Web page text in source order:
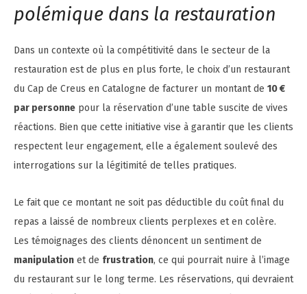
polémique dans la restauration
Dans un contexte où la compétitivité dans le secteur de la
restauration est de plus en plus forte, le choix d’un restaurant
du Cap de Creus en Catalogne de facturer un montant de 10 €
par personne pour la réservation d’une table suscite de vives
réactions. Bien que cette initiative vise à garantir que les clients
respectent leur engagement, elle a également soulevé des
interrogations sur la légitimité de telles pratiques.
Le fait que ce montant ne soit pas déductible du coût final du
repas a laissé de nombreux clients perplexes et en colère.
Les témoignages des clients dénoncent un sentiment de
manipulation et de frustration, ce qui pourrait nuire à l’image
du restaurant sur le long terme. Les réservations, qui devraient